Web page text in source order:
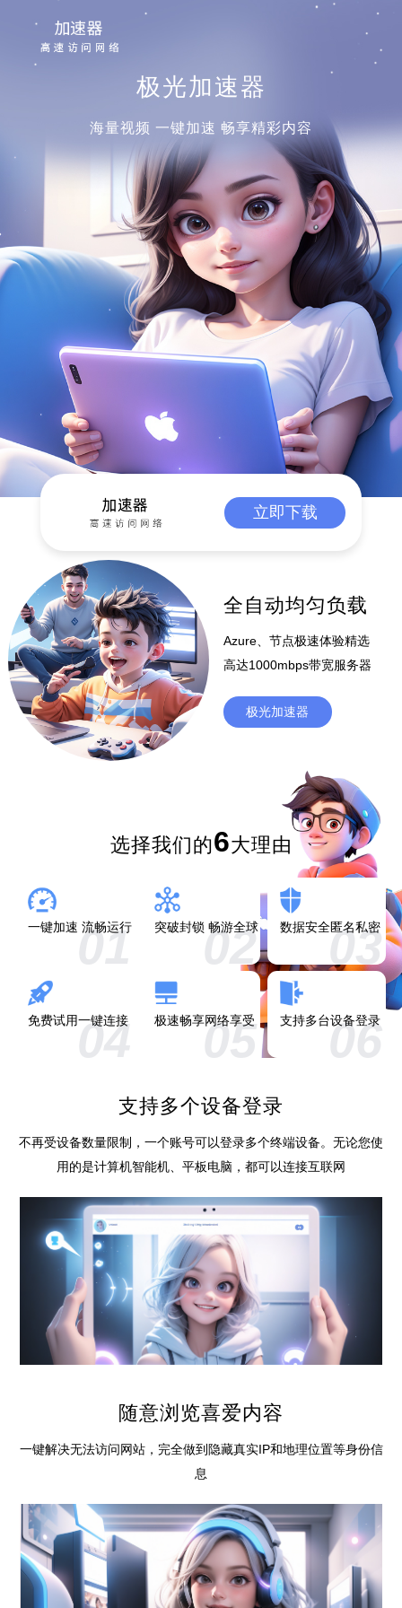
极光加速器
海量视频 一键加速 畅享精彩内容
立即下载
全自动均匀负载
Azure、节点极速体验精选
高达1000mbps带宽服务器
极光加速器
选择我们的6大理由
01
一键加速 流畅运行 02
突破封锁 畅游全球 03
数据安全匿名私密
04
免费试用一键连接 05
极速畅享网络享受 06
支持多台设备登录
支持多个设备登录
不再受设备数量限制，一个账号可以登录多个终端设备。无论您使
用的是计算机智能机、平板电脑，都可以连接互联网
随意浏览喜爱内容
一键解决无法访问网站，完全做到隐藏真实IP和地理位置等身份信
息